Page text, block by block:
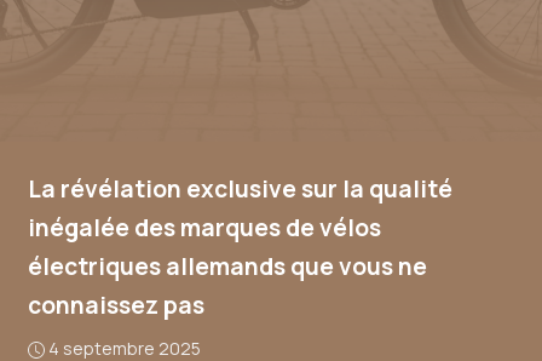
La révélation exclusive sur la qualité
inégalée des marques de vélos
électriques allemands que vous ne
connaissez pas
4 septembre 2025